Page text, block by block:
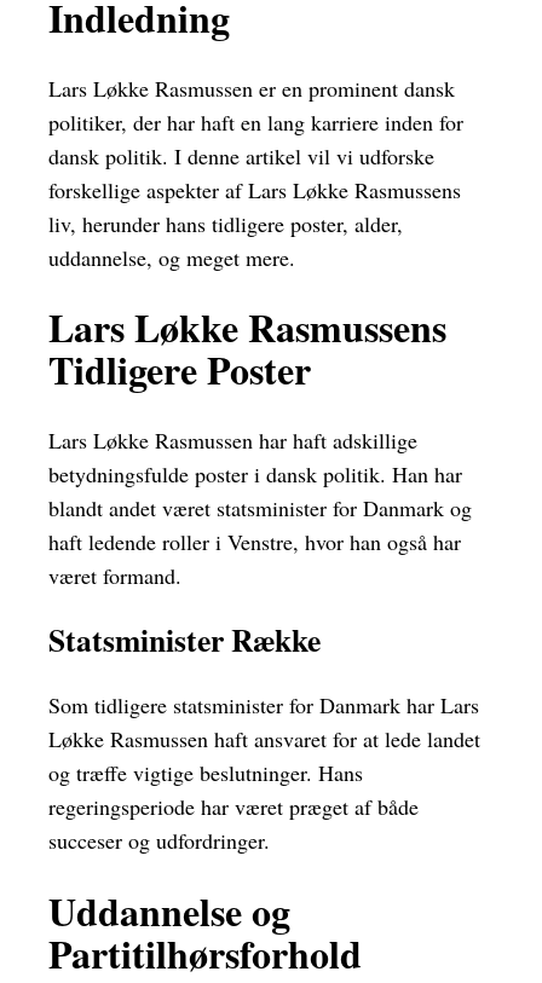
Indledning
Lars Løkke Rasmussen er en prominent dansk
politiker, der har haft en lang karriere inden for
dansk politik. I denne artikel vil vi udforske
forskellige aspekter af Lars Løkke Rasmussens
liv, herunder hans tidligere poster, alder,
uddannelse, og meget mere.
Lars Løkke Rasmussens
Tidligere Poster
Lars Løkke Rasmussen har haft adskillige
betydningsfulde poster i dansk politik. Han har
blandt andet været statsminister for Danmark og
haft ledende roller i Venstre, hvor han også har
været formand.
Statsminister Række
Som tidligere statsminister for Danmark har Lars
Løkke Rasmussen haft ansvaret for at lede landet
og træffe vigtige beslutninger. Hans
regeringsperiode har været præget af både
succeser og udfordringer.
Uddannelse og
Partitilhørsforhold